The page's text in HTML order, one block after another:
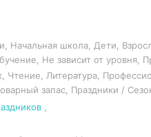
Начальная школа, Дети,
Не зависит от уровня,
Чтение, Литература,
запас, Праздники /